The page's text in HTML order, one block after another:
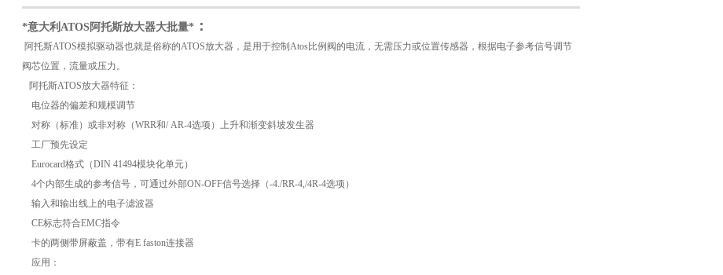
*意大利ATOS阿托斯放大器大批量* ：
阿托斯ATOS模拟驱动器也就是俗称的ATOS放大器，是用于控制Atos比例阀的电流，无需压力或位置传感器，根据电子参考信号调节
阀芯位置，流量或压力。
阿托斯ATOS放大器特征：
电位器的偏差和规模调节
对称（标准）或非对称（WRR和/ AR-4选项）上升和渐变斜坡发生器
工厂预先设定
Eurocard格式（DIN 41494模块化单元）
4个内部生成的参考信号，可通过外部ON-OFF信号选择（-4./RR-4,/4R-4选项）
输入和输出线上的电子滤波器
CE标志符合EMC指令
卡的两侧带屏蔽盖，带有E faston连接器
应用：